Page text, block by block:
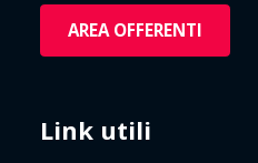
AREA OFFERENTI
Link utili